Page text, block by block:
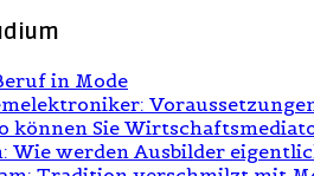
in Mode
können Sie
Wie werden Ausbilder